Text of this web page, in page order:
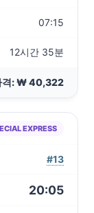
07:15
12시간 35분
격: ₩ 40,322
EXPRESS
#13
20:05